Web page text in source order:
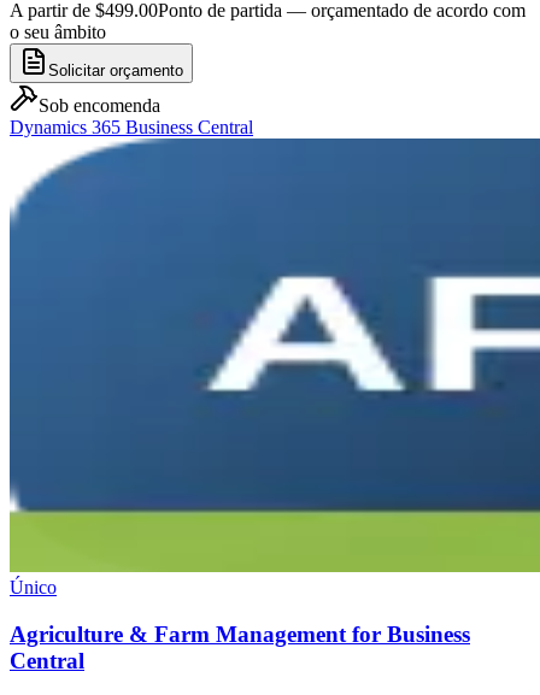
A partir de $499.00Ponto de partida — orçamentado de acordo com
o seu âmbito
Solicitar orçamento
Sob encomenda
Dynamics 365 Business Central
Único
Agriculture & Farm Management for Business
Central